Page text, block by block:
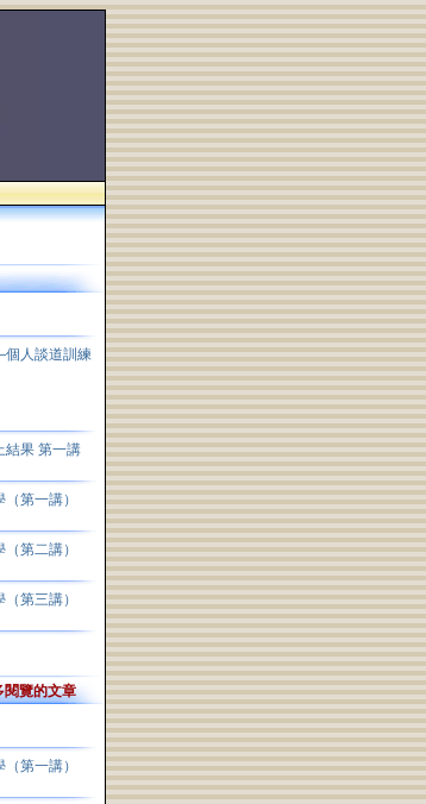
人談道訓練
結果 第一講
第一講）
第二講）
第三講）
閱覽的文章
第一講）